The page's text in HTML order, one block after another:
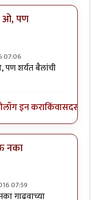
ओ, पण
07:06
बैल इथे तुम्हाला
शर्यत बैलांची
लॉग इन कराकिंवासदस्य व्हा
नका
07:59
असता ओ, पण शर्यत
गाढवाच्या